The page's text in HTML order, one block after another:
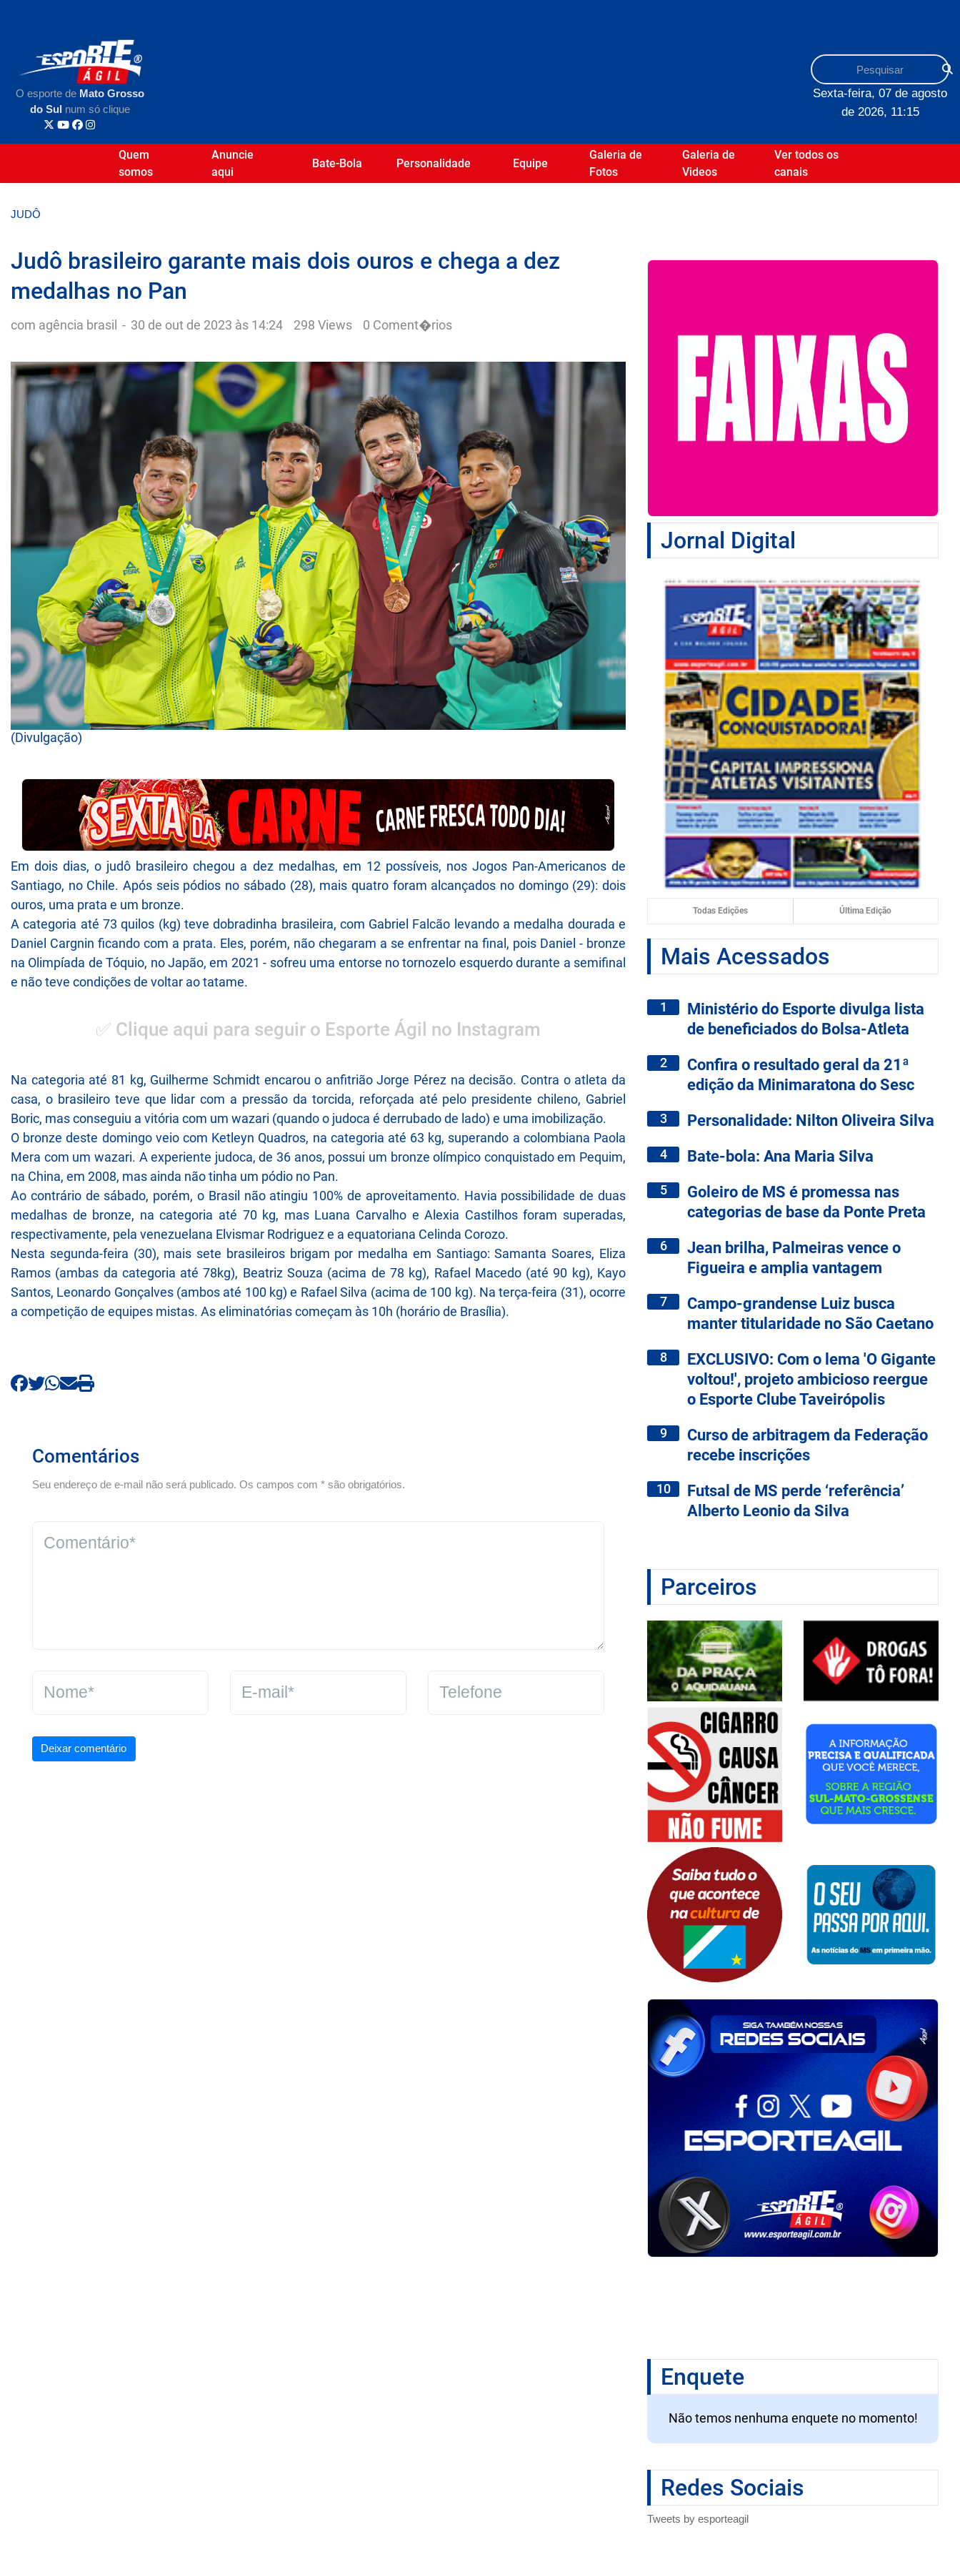
O esporte de Mato Grosso
do Sul num só clique
Sexta-feira, 07 de agosto
de 2026, 11:15
Quem
somos
Anuncie
aqui
Bate-Bola Personalidade Equipe
Galeria de
Fotos
Galeria de
Videos
Ver todos os
canais
JUDÔ
Judô brasileiro garante mais dois ouros e chega a dez
medalhas no Pan
com agência brasil - 30 de out de 2023 às 14:24 298 Views 0 Coment�rios
(Divulgação)
Em dois dias, o judô brasileiro chegou a dez medalhas, em 12 possíveis, nos Jogos Pan-Americanos de
Santiago, no Chile. Após seis pódios no sábado (28), mais quatro foram alcançados no domingo (29): dois
ouros, uma prata e um bronze.
A categoria até 73 quilos (kg) teve dobradinha brasileira, com Gabriel Falcão levando a medalha dourada e
Daniel Cargnin ficando com a prata. Eles, porém, não chegaram a se enfrentar na final, pois Daniel - bronze
na Olimpíada de Tóquio, no Japão, em 2021 - sofreu uma entorse no tornozelo esquerdo durante a semifinal
e não teve condições de voltar ao tatame.
✅ Clique aqui para seguir o Esporte Ágil no Instagram
Na categoria até 81 kg, Guilherme Schmidt encarou o anfitrião Jorge Pérez na decisão. Contra o atleta da
casa, o brasileiro teve que lidar com a pressão da torcida, reforçada até pelo presidente chileno, Gabriel
Boric, mas conseguiu a vitória com um wazari (quando o judoca é derrubado de lado) e uma imobilização.
O bronze deste domingo veio com Ketleyn Quadros, na categoria até 63 kg, superando a colombiana Paola
Mera com um wazari. A experiente judoca, de 36 anos, possui um bronze olímpico conquistado em Pequim,
na China, em 2008, mas ainda não tinha um pódio no Pan.
Ao contrário de sábado, porém, o Brasil não atingiu 100% de aproveitamento. Havia possibilidade de duas
medalhas de bronze, na categoria até 70 kg, mas Luana Carvalho e Alexia Castilhos foram superadas,
respectivamente, pela venezuelana Elvismar Rodriguez e a equatoriana Celinda Corozo.
Nesta segunda-feira (30), mais sete brasileiros brigam por medalha em Santiago: Samanta Soares, Eliza
Ramos (ambas da categoria até 78kg), Beatriz Souza (acima de 78 kg), Rafael Macedo (até 90 kg), Kayo
Santos, Leonardo Gonçalves (ambos até 100 kg) e Rafael Silva (acima de 100 kg). Na terça-feira (31), ocorre
a competição de equipes mistas. As eliminatórias começam às 10h (horário de Brasília).
Comentários
Seu endereço de e-mail não será publicado. Os campos com * são obrigatórios.
Deixar comentário
Jornal Digital
Todas Edições Última Edição
Mais Acessados
1
Ministério do Esporte divulga lista
de beneficiados do Bolsa-Atleta
2
Confira o resultado geral da 21ª
edição da Minimaratona do Sesc
3 Personalidade: Nilton Oliveira Silva
4 Bate-bola: Ana Maria Silva
5
Goleiro de MS é promessa nas
categorias de base da Ponte Preta
6
Jean brilha, Palmeiras vence o
Figueira e amplia vantagem
7
Campo-grandense Luiz busca
manter titularidade no São Caetano
8
EXCLUSIVO: Com o lema 'O Gigante
voltou!', projeto ambicioso reergue
o Esporte Clube Taveirópolis
9
Curso de arbitragem da Federação
recebe inscrições
10
Futsal de MS perde ‘referência’
Alberto Leonio da Silva
Parceiros
Enquete
Não temos nenhuma enquete no momento!
Redes Sociais
Tweets by esporteagil